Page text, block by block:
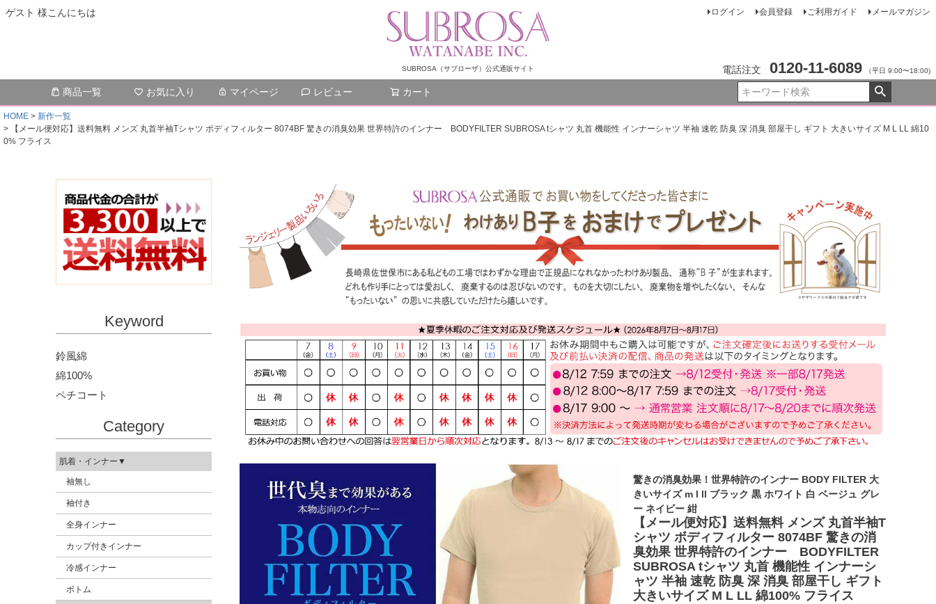
ゲスト 様こんにちは
SUBROSA（サブローザ）公式通販サイト
ログイン 会員登録 ご利用ガイド メールマガジン
電話注文 0120-11-6089 （平日 9:00〜18:00)
商品一覧 お気に入り マイページ レビュー カート
HOME
新作一覧
【メール便対応】送料無料 メンズ 丸首半袖Tシャツ ボディフィルター 8074BF 驚きの消臭効果 世界特許のインナー BODYFILTER SUBROSA tシャツ 丸首 機能性 インナーシャツ 半袖 速乾 防臭 深 消臭 部屋干し ギフト 大きいサイズ M L LL 綿10
0% フライス
Keyword
鈴風綿
綿100%
ペチコート
Category
肌着・インナー▼
袖無し
袖付き
全身インナー
カップ付きインナー
冷感インナー
ボトム
驚きの消臭効果！世界特許のインナー BODY FILTER 大
きいサイズ m l ll ブラック 黒 ホワイト 白 ベージュ グレ
ー ネイビー 紺
【メール便対応】送料無料 メンズ 丸首半袖T
シャツ ボディフィルター 8074BF 驚きの消
臭効果 世界特許のインナー BODYFILTER
SUBROSA tシャツ 丸首 機能性 インナーシ
ャツ 半袖 速乾 防臭 深 消臭 部屋干し ギフト
大きいサイズ M L LL 綿100% フライス